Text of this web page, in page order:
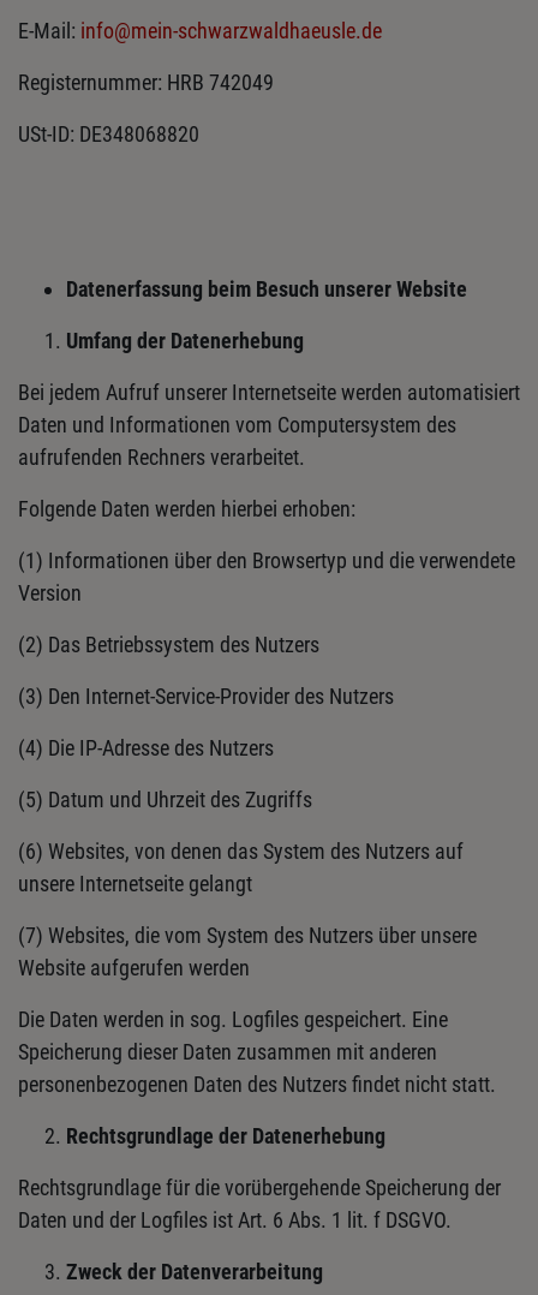
E-Mail: info@mein-schwarzwaldhaeusle.de
Registernummer: HRB 742049
USt-ID: DE348068820
Datenerfassung beim Besuch unserer Website
Umfang der Datenerhebung
Bei jedem Aufruf unserer Internetseite werden automatisiert
Daten und Informationen vom Computersystem des
aufrufenden Rechners verarbeitet.
Folgende Daten werden hierbei erhoben:
(1) Informationen über den Browsertyp und die verwendete
Version
(2) Das Betriebssystem des Nutzers
(3) Den Internet-Service-Provider des Nutzers
(4) Die IP-Adresse des Nutzers
(5) Datum und Uhrzeit des Zugriffs
(6) Websites, von denen das System des Nutzers auf
unsere Internetseite gelangt
(7) Websites, die vom System des Nutzers über unsere
Website aufgerufen werden
Die Daten werden in sog. Logfiles gespeichert. Eine
Speicherung dieser Daten zusammen mit anderen
personenbezogenen Daten des Nutzers findet nicht statt.
Rechtsgrundlage der Datenerhebung
Rechtsgrundlage für die vorübergehende Speicherung der
Daten und der Logfiles ist Art. 6 Abs. 1 lit. f DSGVO.
Zweck der Datenverarbeitung